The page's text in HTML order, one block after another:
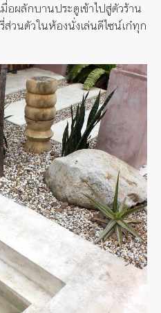
ผลักบานประตูเข้าไปสู่ตัวร้าน
ส่วนตัวในห้องนั่งเล่นดีไซน์เก๋ทุก